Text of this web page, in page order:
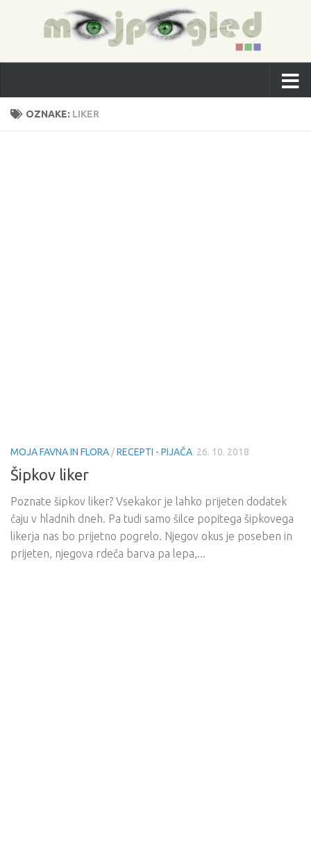
OZNAKE: LIKER
MOJA FAVNA IN FLORA /RECEPTI - PIJAČA 26. 10. 2018
Šipkov liker
Poznate šipkov liker? Vsekakor je lahko prijeten dodatek
čaju v hladnih dneh. Pa tudi samo šilce popitega šipkovega
likerja nas bo prijetno pogrelo. Njegov okus je poseben in
prijeten, njegova rdeča barva pa lepa,...